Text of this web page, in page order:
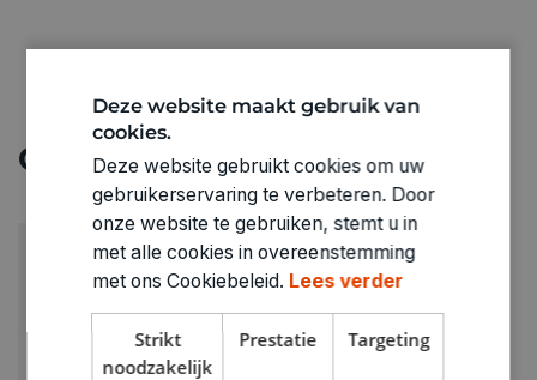
Ontdek meer
Deze website maakt gebruik van
cookies.
Deze website gebruikt cookies om uw
gebruikerservaring te verbeteren. Door
onze website te gebruiken, stemt u in
met alle cookies in overeenstemming
met ons Cookiebeleid. Lees verder
Strikt
noodzakelijk
Prestatie Targeting